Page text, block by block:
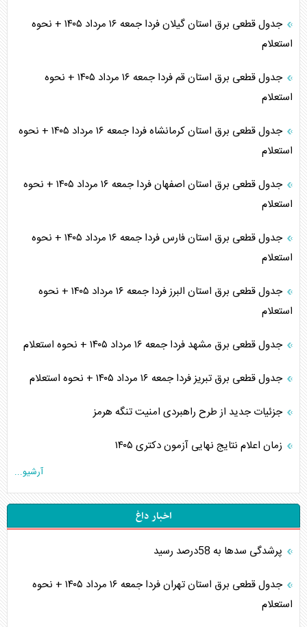
جدول قطعی برق استان گیلان فردا جمعه ۱۶ مرداد ۱۴۰۵ + نحوه
استعلام
جدول قطعی برق استان قم فردا جمعه ۱۶ مرداد ۱۴۰۵ + نحوه
استعلام
جدول قطعی برق استان کرمانشاه فردا جمعه ۱۶ مرداد ۱۴۰۵ + نحوه
استعلام
جدول قطعی برق استان اصفهان فردا جمعه ۱۶ مرداد ۱۴۰۵ + نحوه
استعلام
جدول قطعی برق استان فارس فردا جمعه ۱۶ مرداد ۱۴۰۵ + نحوه
استعلام
جدول قطعی برق استان البرز فردا جمعه ۱۶ مرداد ۱۴۰۵ + نحوه
استعلام
جدول قطعی برق مشهد فردا جمعه ۱۶ مرداد ۱۴۰۵ + نحوه استعلام
جدول قطعی برق تبریز فردا جمعه ۱۶ مرداد ۱۴۰۵ + نحوه استعلام
جزئیات جدید از طرح راهبردی امنیت تنگه هرمز
زمان اعلام نتایج نهایی آزمون دکتری ۱۴۰۵
آرشیو...
اخبار داغ
پرشدگی سدها به 58درصد رسید
جدول قطعی برق استان تهران فردا جمعه ۱۶ مرداد ۱۴۰۵ + نحوه
استعلام